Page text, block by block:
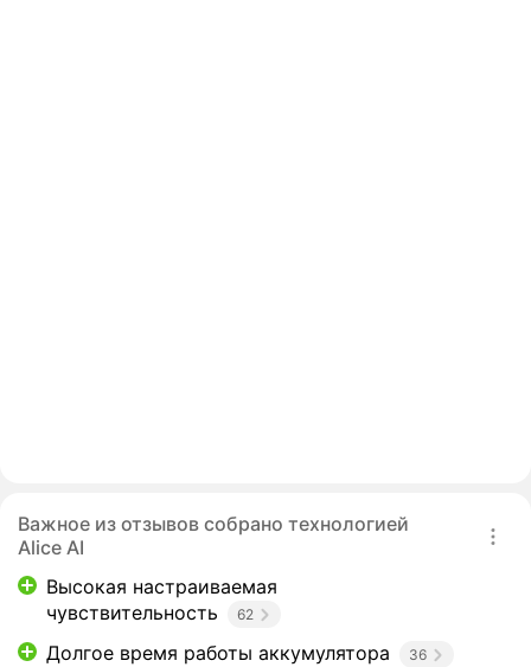
Важное из отзывов собрано технологией
Alice AI
Высокая настраиваемая
чувствительность
62
Долгое время работы аккумулятора 36